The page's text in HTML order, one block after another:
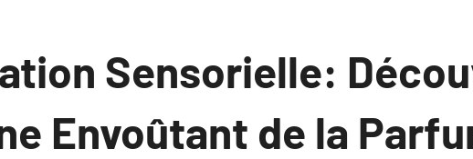
Sensorielle:
Envoûtant de la